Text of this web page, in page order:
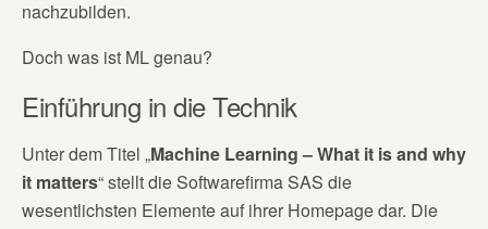
nachzubilden.
Doch was ist ML genau?
Einführung in die Technik
Unter dem Titel „Machine Learning – What it is and why
it matters“ stellt die Softwarefirma SAS die
wesentlichsten Elemente auf ihrer Homepage dar. Die